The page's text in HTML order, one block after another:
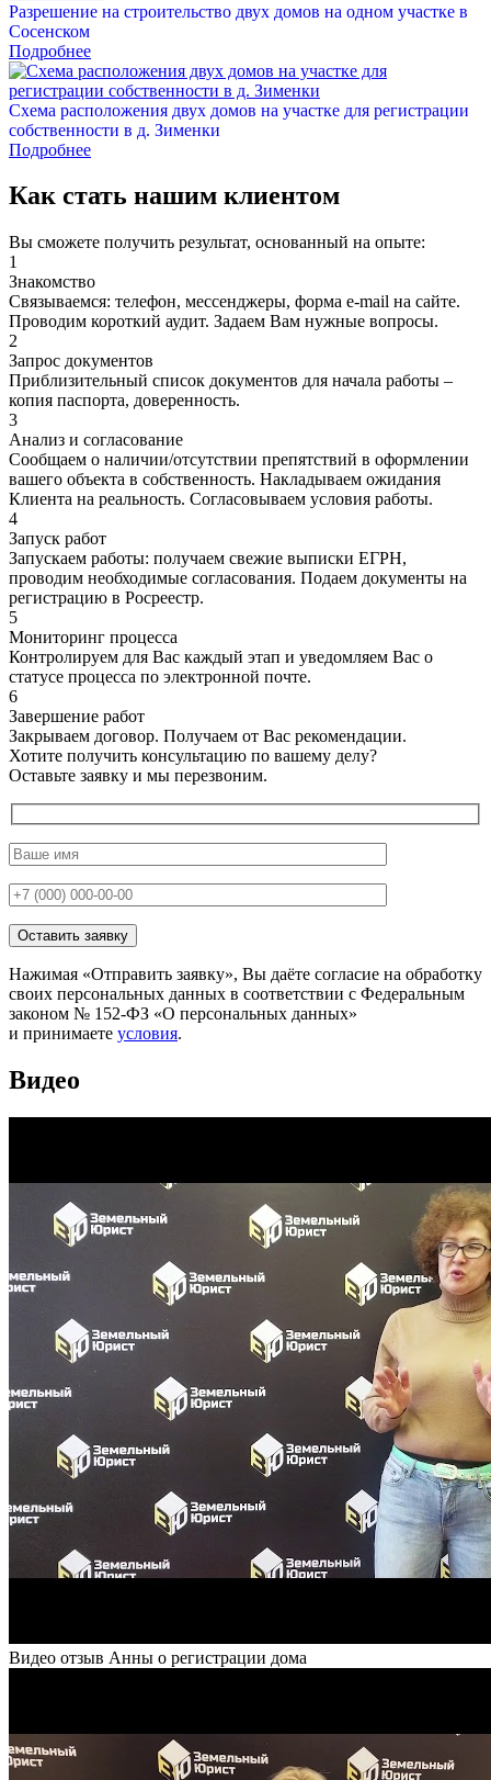
Разрешение на строительство двух домов на одном участке в
Сосенском
Подробнее
Схема расположения двух домов на участке для регистрации
собственности в д. Зименки
Подробнее
Как стать нашим клиентом
Вы сможете получить результат, основанный на опыте:
1
Знакомство
Связываемся: телефон, мессенджеры, форма e-mail на сайте.
Проводим короткий аудит. Задаем Вам нужные вопросы.
2
Запрос документов
Приблизительный список документов для начала работы –
копия паспорта, доверенность.
3
Анализ и согласование
Сообщаем о наличии/отсутствии препятствий в оформлении
вашего объекта в собственность. Накладываем ожидания
Клиента на реальность. Согласовываем условия работы.
4
Запуск работ
Запускаем работы: получаем свежие выписки ЕГРН,
проводим необходимые согласования. Подаем документы на
регистрацию в Росреестр.
5
Мониторинг процесса
Контролируем для Вас каждый этап и уведомляем Вас о
статусе процесса по электронной почте.
6
Завершение работ
Закрываем договор. Получаем от Вас рекомендации.
Хотите получить консультацию по вашему делу?
Оставьте заявку и мы перезвоним.
Нажимая «Отправить заявку», Вы даёте согласие на обработку
своих персональных данных в соответствии с Федеральным
законом № 152-ФЗ «О персональных данных»
и принимаете условия.
Видео
Видео отзыв Анны о регистрации дома